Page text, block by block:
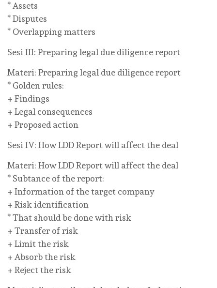
* Assets
* Disputes
* Overlapping matters
Sesi III: Preparing legal due diligence report
Materi: Preparing legal due diligence report
* Golden rules:
+ Findings
+ Legal consequences
+ Proposed action
Sesi IV: How LDD Report will affect the deal
Materi: How LDD Report will affect the deal
* Subtance of the report:
+ Information of the target company
+ Risk identification
* That should be done with risk
+ Transfer of risk
+ Limit the risk
+ Absorb the risk
+ Reject the risk